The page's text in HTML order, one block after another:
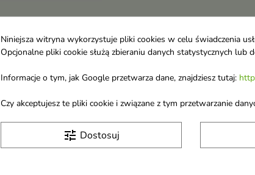
Otrzymuj informację o nowościach i
Niniejsza witryna wykorzystuje pliki cookies w celu świadczenia
Opcjonalne pliki cookie służą zbieraniu danych statystycznych
Informacje o tym, jak Google przetwarza dane, znajdziesz tutaj:
Czy akceptujesz te pliki cookie i związane z tym przetwarzanie
tune Dostosuj